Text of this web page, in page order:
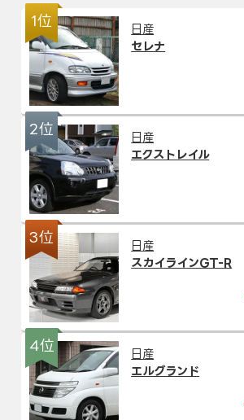
1位
日産
セレナ
2位
日産
エクストレイル
3位
日産
スカイラインGT-R
4位
日産
エルグランド